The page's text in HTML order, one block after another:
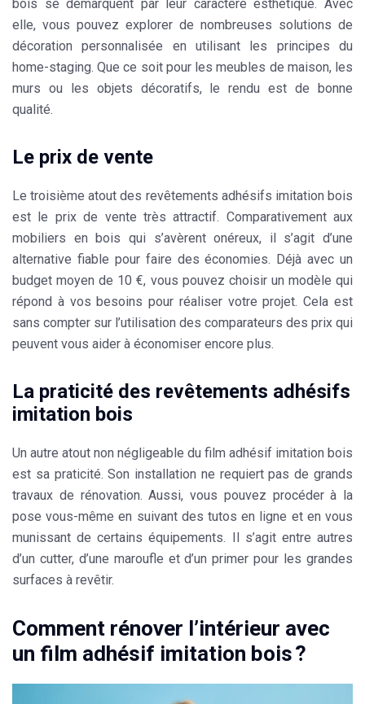
bois se démarquent par leur caractère esthétique. Avec
elle, vous pouvez explorer de nombreuses solutions de
décoration personnalisée en utilisant les principes du
home-staging. Que ce soit pour les meubles de maison, les
murs ou les objets décoratifs, le rendu est de bonne
qualité.
Le prix de vente
Le troisième atout des revêtements adhésifs imitation bois
est le prix de vente très attractif. Comparativement aux
mobiliers en bois qui s’avèrent onéreux, il s’agit d’une
alternative fiable pour faire des économies. Déjà avec un
budget moyen de 10 €, vous pouvez choisir un modèle qui
répond à vos besoins pour réaliser votre projet. Cela est
sans compter sur l’utilisation des comparateurs des prix qui
peuvent vous aider à économiser encore plus.
La praticité des revêtements adhésifs
imitation bois
Un autre atout non négligeable du film adhésif imitation bois
est sa praticité. Son installation ne requiert pas de grands
travaux de rénovation. Aussi, vous pouvez procéder à la
pose vous-même en suivant des tutos en ligne et en vous
munissant de certains équipements. Il s’agit entre autres
d’un cutter, d’une maroufle et d’un primer pour les grandes
surfaces à revêtir.
Comment rénover l’intérieur avec
un film adhésif imitation bois ?